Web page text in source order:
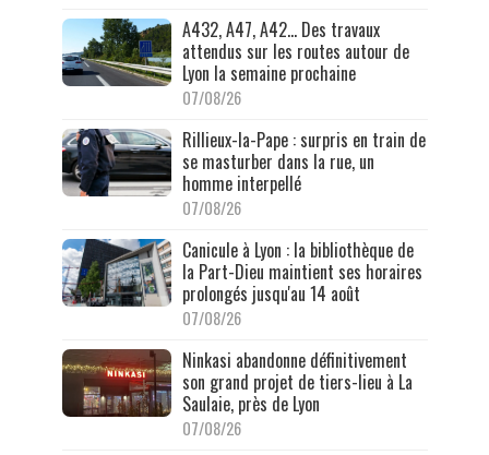
A432, A47, A42… Des travaux
attendus sur les routes autour de
Lyon la semaine prochaine
07/08/26
Rillieux-la-Pape : surpris en train de
se masturber dans la rue, un
homme interpellé
07/08/26
Canicule à Lyon : la bibliothèque de
la Part-Dieu maintient ses horaires
prolongés jusqu'au 14 août
07/08/26
Ninkasi abandonne définitivement
son grand projet de tiers-lieu à La
Saulaie, près de Lyon
07/08/26